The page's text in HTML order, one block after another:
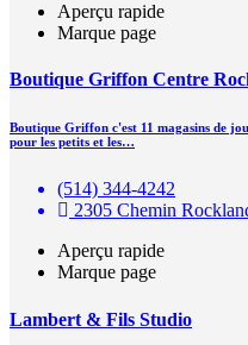
Aperçu rapide
Marque page
Boutique Griffon Centre
Boutique Griffon c'est 11 magasins de
pour les petits et les…
(514) 344-4242
2305 Chemin
Aperçu rapide
Marque page
Lambert & Fils Studio